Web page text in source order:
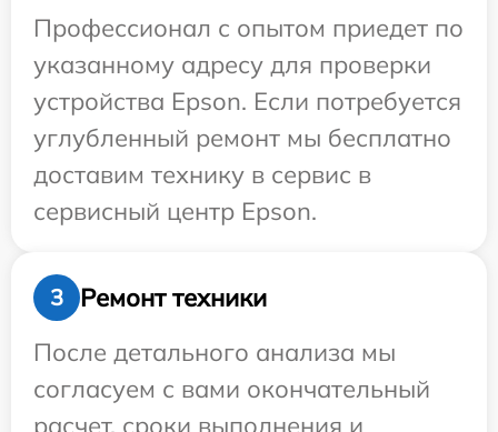
Профессионал с опытом приедет по
указанному адресу для проверки
устройства Epson. Если потребуется
углубленный ремонт мы бесплатно
доставим технику в сервис в
сервисный центр Epson.
3
Ремонт техники
После детального анализа мы
согласуем с вами окончательный
расчет, сроки выполнения и